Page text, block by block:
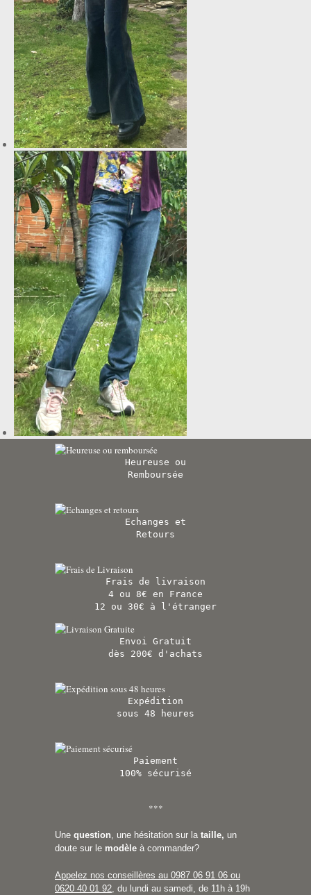
Heureuse ou
Remboursée
Echanges et
Retours
Frais de livraison
4 ou 8€ en France
12 ou 30€ à l'étranger
Envoi Gratuit
dès 200€ d'achats
Expédition
sous 48 heures
Paiement
100% sécurisé
***
Une question , une hésitation sur la taille, un
doute sur le modèle à commander?
Appelez nos conseillères au 0987 06 91 06 ou
0620 40 01 92 , du lundi au samedi, de 11h à 19h